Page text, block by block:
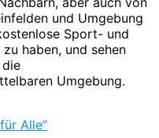
und Umgebung
Sport- und
haben, und sehen
Umgebung.
Alle”